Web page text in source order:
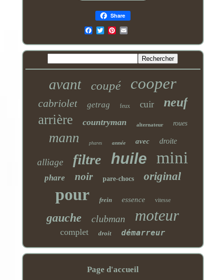
Share
Email
avant coupé cooper
cabriolet getrag feux cuir neuf
arrière countryman alternateur roues
mann phares année avec droite
alliage filtre huile mini
phare noir pare-chocs original
pour frein essence vitesse
gauche clubman moteur
complet droit démarreur
Page d'accueil